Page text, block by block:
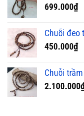
699.000₫
Chuỗi đeo
450.000₫
Chuỗi
2.100.000